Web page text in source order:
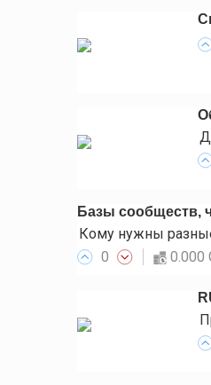
Базы сообществ,
0
0.000